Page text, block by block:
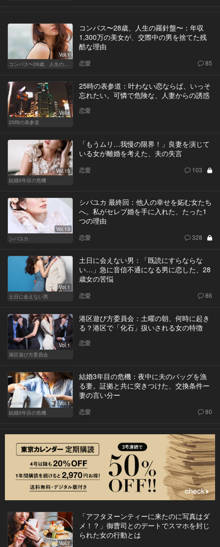
Vol.1
コンパス〜28歳、人生の羅針盤〜
コンパス〜28歳、人生の羅針盤〜：年収
1,300万の美女が、交際中の男を捨てた残
酷な理由
恋愛 85
Vol.1
25時の表参道
25時の表参道：叶わない恋ならば、いっそ
忘れたい。可憐で危険な、人妻からの誘惑
恋愛
Vol.15
結婚3年目の危機
「もうムリ…我慢の限界！」良妻を演じて
いる女が離婚を考えた、夫の失言
恋愛 103
Vol.13
シバユカ
シバユカ 最終回：他人の幸せを妬む女たち
へ。私がセレブ婚を手に入れた、たった1
つの理由
恋愛 328
Vol.1
土日に会えない男
土日に会えない男：「既読にすらならな
い…」急に音信不通になる男に恋した、28
歳女の苦悩
恋愛 86
Vol.1
港区遊び方委員会
港区遊び方委員会：土曜の朝、何時に起き
る？港区で「化石」扱いされる女の特徴
恋愛
Vol.1
結婚3年目の危機
結婚3年目の危機：夜中に夫のバッグを漁
る妻。証拠と共に突きつけた、交換条件ー
妻の言い分ー
恋愛 80
Vol.7
「アフタヌーンティーに来たのに写真はダ
メ！？」御曹司とのデートでスマホを封じ
られた女の行動とは